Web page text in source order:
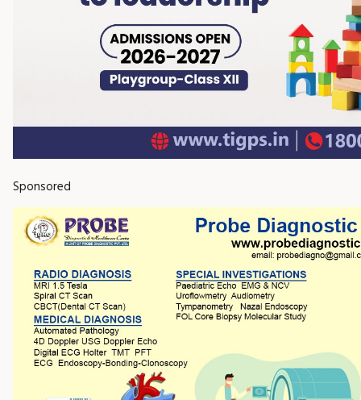
Sponsored